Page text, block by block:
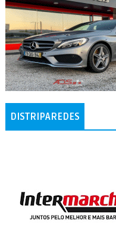
DISTRIPAREDES